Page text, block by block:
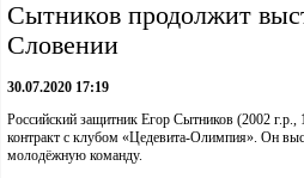
Сытников продолжит
Словении
30.07.2020 17:19
Российский защитник Егор Сытников (2002 г.р.,
контракт с клубом «Цедевита-Олимпия». Он
молодёжную команду.